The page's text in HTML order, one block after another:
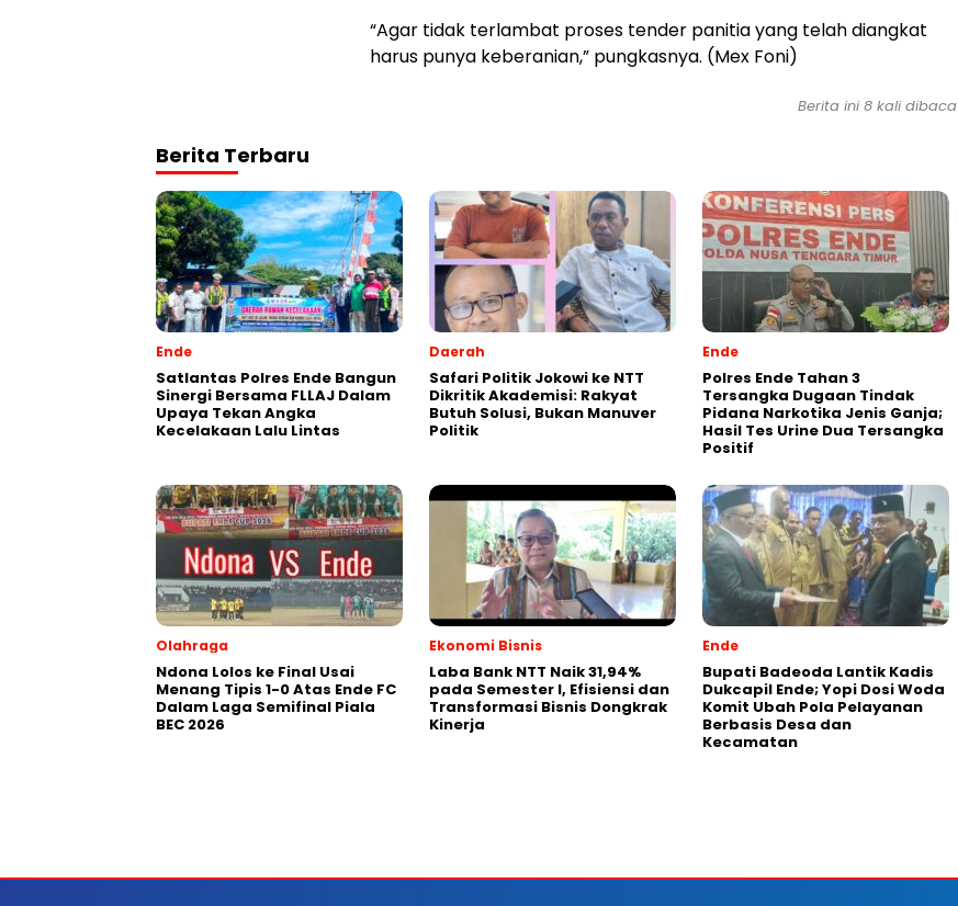
“Agar tidak terlambat proses tender panitia yang telah diangkat
harus punya keberanian,” pungkasnya. (Mex Foni)
Berita ini 8 kali dibaca
Berita Terbaru
Ende
Satlantas Polres Ende Bangun
Sinergi Bersama FLLAJ Dalam
Upaya Tekan Angka
Kecelakaan Lalu Lintas
Daerah
Safari Politik Jokowi ke NTT
Dikritik Akademisi: Rakyat
Butuh Solusi, Bukan Manuver
Politik
Ende
Polres Ende Tahan 3
Tersangka Dugaan Tindak
Pidana Narkotika Jenis Ganja;
Hasil Tes Urine Dua Tersangka
Positif
Olahraga
Ndona Lolos ke Final Usai
Menang Tipis 1-0 Atas Ende FC
Dalam Laga Semifinal Piala
BEC 2026
Ekonomi Bisnis
Laba Bank NTT Naik 31,94%
pada Semester I, Efisiensi dan
Transformasi Bisnis Dongkrak
Kinerja
Ende
Bupati Badeoda Lantik Kadis
Dukcapil Ende; Yopi Dosi Woda
Komit Ubah Pola Pelayanan
Berbasis Desa dan
Kecamatan